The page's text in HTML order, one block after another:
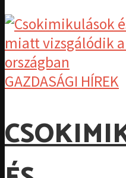
GAZDASÁGI HÍREK